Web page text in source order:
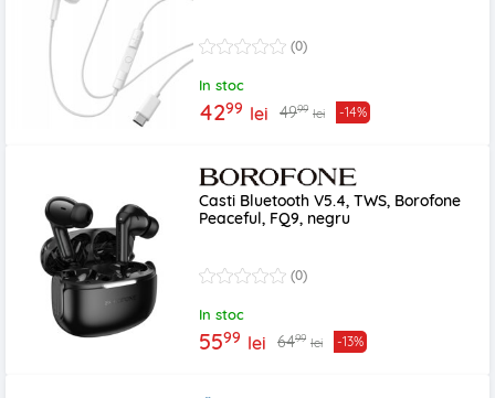
(0)
In stoc
4299 lei 4999 lei -14%
Casti Bluetooth V5.4, TWS, Borofone
Peaceful, FQ9, negru
(0)
In stoc
5599 lei 6499 lei -13%